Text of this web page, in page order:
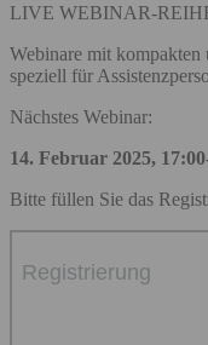
LIVE WEBINAR-
Webinare mit kompakten
speziell für
Nächstes Webinar:
14. Februar 2025,
Bitte füllen Sie das